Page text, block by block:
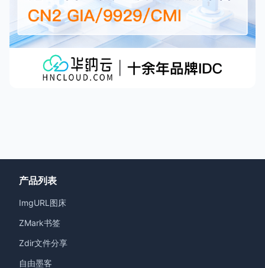
产品列表
ImgURL图床
ZMark书签
Zdir文件分享
自由墨客